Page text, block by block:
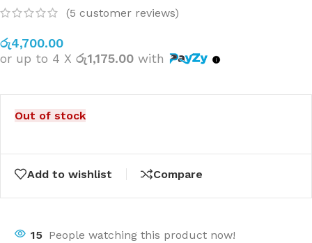
(5 customer reviews)
රු4,700.00
or up to 4 X රු1,175.00 with
Out of stock
Add to wishlist Compare
15 People watching this product now!